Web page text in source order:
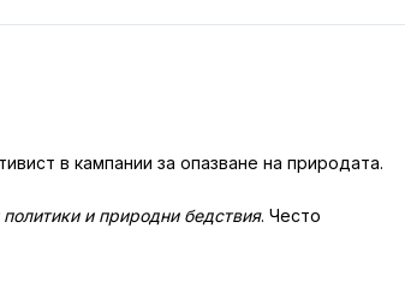
в кампании за опазване на природата.
и природни бедствия. Често